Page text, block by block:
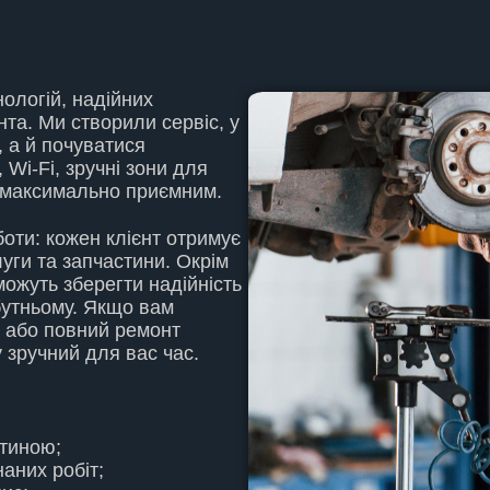
надійних
Ми створили сервіс, у
й почуватися
Wi-Fi, зручні зони для
максимально приємним.
кожен клієнт отримує
та запчастини. Окрім
зберегти надійність
Якщо вам
або повний ремонт
зручний для вас час.
робіт;